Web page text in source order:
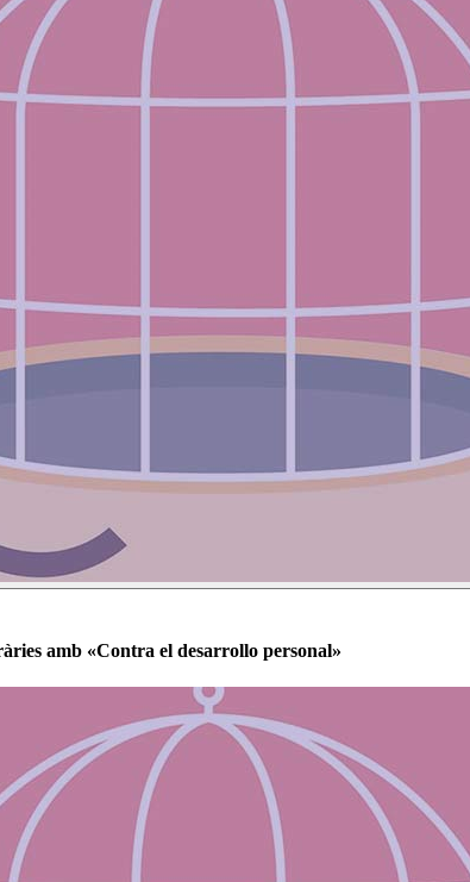
amb «Contra el desarrollo personal»